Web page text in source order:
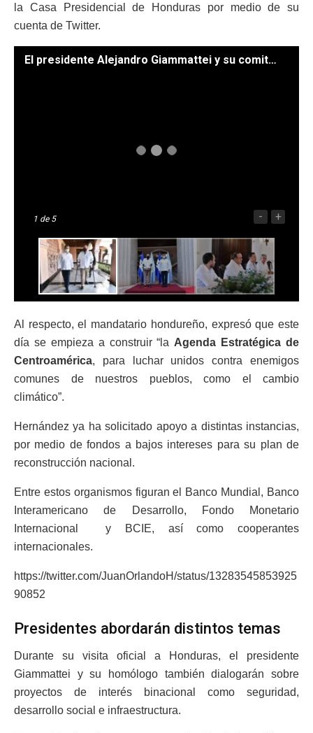
la Casa Presidencial de Honduras por medio de su
cuenta de Twitter.
El presidente Alejandro Giammattei y su comitiva arribaron esta mañana a Tegucigalpa. /Fotos: Kevin Miranda
1 de 5 - +
Al respecto, el mandatario hondureño, expresó que este
día se empieza a construir “la Agenda Estratégica de
Centroamérica, para luchar unidos contra enemigos
comunes de nuestros pueblos, como el cambio
climático”.
Hernández ya ha solicitado apoyo a distintas instancias,
por medio de fondos a bajos intereses para su plan de
reconstrucción nacional.
Entre estos organismos figuran el Banco Mundial, Banco
Interamericano de Desarrollo, Fondo Monetario
Internacional y BCIE, así como cooperantes
internacionales.
https://twitter.com/JuanOrlandoH/status/13283545853925
90852
Presidentes abordarán distintos temas
Durante su visita oficial a Honduras, el presidente
Giammattei y su homólogo también dialogarán sobre
proyectos de interés binacional como seguridad,
desarrollo social e infraestructura.